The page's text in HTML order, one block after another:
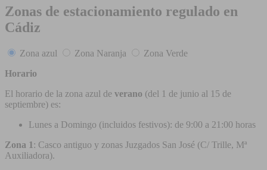
Zonas de estacionamiento regulado en
Cádiz
Zona azul Zona Naranja
Zona Verde
Horario
El horario de la zona azul de verano (del 1 de junio al 15 de
septiembre) es:
Lunes a Domingo (incluidos festivos): de 9:00 a 21:00 horas
Zona 1: Casco antiguo y zonas Juzgados San José (C/ Trille, Mª
Auxiliadora).